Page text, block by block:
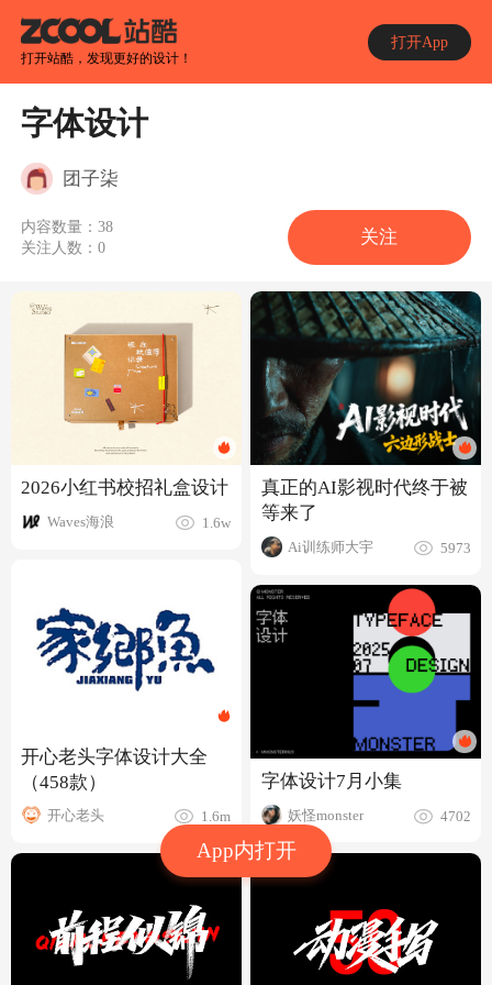
打开站酷，发现更好的设计！
打开App
App内打开
字体设计
团子柒
内容数量：38
关注人数：0
关注
2026小红书校招礼盒设计
Waves海浪 1.6w
开心老头字体设计大全
（458款）
开心老头 1.6m
真正的AI影视时代终于被
等来了
Ai训练师大宇 5973
字体设计7月小集
妖怪monster 4702